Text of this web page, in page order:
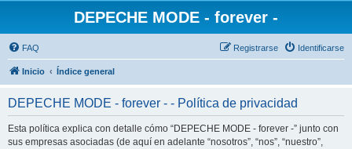
DEPECHE MODE - forever -
FAQ Identificarse
Registrarse
Inicio Índice general
DEPECHE MODE - forever - - Política de privacidad
Esta política explica con detalle cómo “DEPECHE MODE - forever -” junto con
sus empresas asociadas (de aquí en adelante “nosotros”, “nos”, “nuestro”,